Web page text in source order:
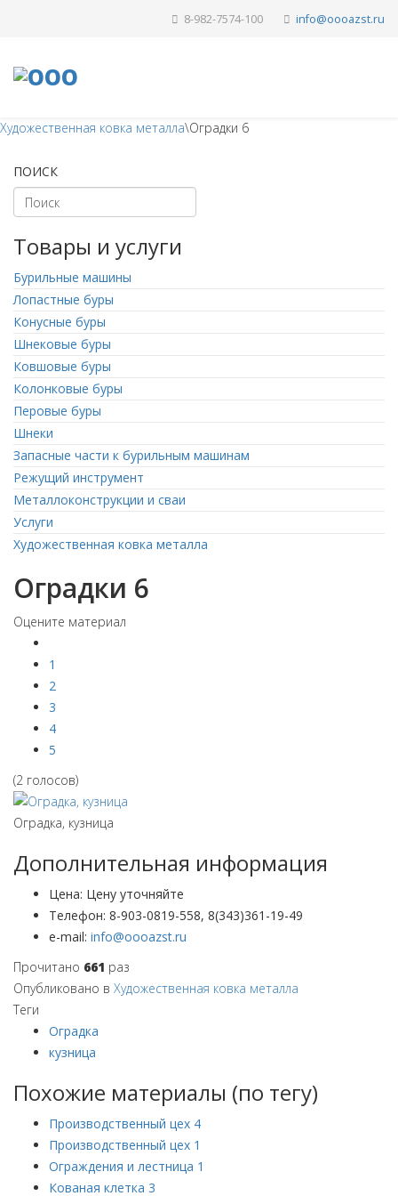
8-982-7574-100
Художественная ковка металла\Оградки 6
ПОИСК
Товары и услуги
Бурильные машины
Лопастные буры
Конусные буры
Шнековые буры
Ковшовые буры
Колонковые буры
Перовые буры
Шнеки
Запасные части к бурильным машинам
Режущий инструмент
Металлоконструкции и сваи
Услуги
Художественная ковка металла
Оградки 6
Оцените материал
1
2
3
4
5
(2 голосов)
Оградка, кузница
Дополнительная информация
Цена: Цену уточняйте
Телефон: 8-903-0819-558, 8(343)361-19-49
e-mail:
Прочитано 661 раз
Опубликовано в Художественная ковка металла
Теги
Оградка
кузница
Похожие материалы (по тегу)
Производственный цех 4
Производственный цех 1
Ограждения и лестница 1
Кованая клетка 3